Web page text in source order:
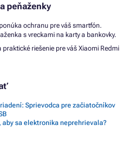
peňaženky
ochranu pre váš smartfón.
s vreckami na karty a bankovky.
praktické riešenie pre váš Xiaomi Redmi
Sprievodca pre začiatočníkov
sa elektronika neprehrievala?